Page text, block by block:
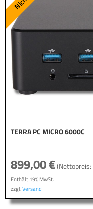
TERRA PC MICRO 6000C
899,00€(Nettopreis:
Enthält 19% MwSt.
zzgl.Versand